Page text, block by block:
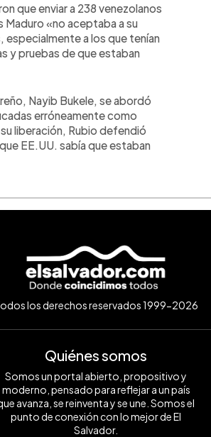
que enviar a 238 venezolanos
Maduro «no aceptaba a su
especialmente a los que tenían
y pruebas de que estaban
Nayib Bukele, se abordó
erróneamente como
liberación, Rubio defendió
EE.UU. sabía que estaban
los derechos reservados 1999-2026
Quiénes somos
Somos un portal abierto, propositivo y
moderno, pensado para reflejar a un país
avanza, se reinventa y se une. Somos el
punto de conexión con lo mejor de El
Salvador.